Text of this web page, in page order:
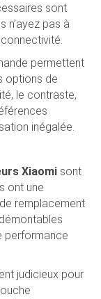
sont
n’ayez pas à
permettent
options de
le contraste,
inégalée.
Xiaomisont
ont une
remplacement
performance
judicieux pour